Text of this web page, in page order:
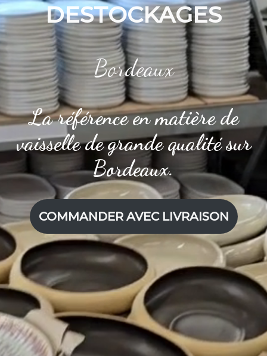
DESTOCKAGES
Bordeaux
La référence en matière de
vaisselle de grande qualité sur
Bordeaux.
COMMANDER AVEC LIVRAISON